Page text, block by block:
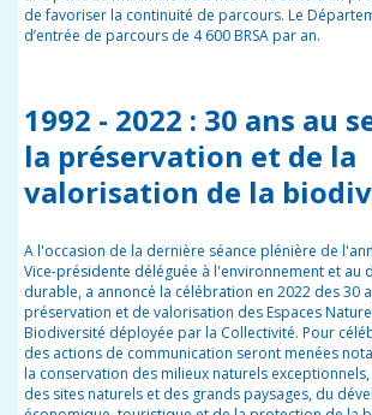
de favoriser la continuité de parcours. Le
d’entrée de parcours de 4 600 BRSA par an.
1992 - 2022 : 30 ans au
la préservation et de la
valorisation de la
A l'occasion de la dernière séance plénière de
Vice-présidente déléguée à l'environnement et au
durable, a annoncé la célébration en 2022 des 30
préservation et de valorisation des Espaces
Biodiversité déployée par la Collectivité. Pour
des actions de communication seront menées
la conservation des milieux naturels
des sites naturels et des grands paysages, du